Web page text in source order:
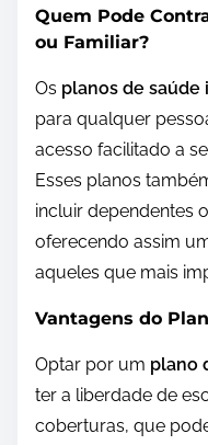
Quem Pode
ou Familiar?
Os planos de saúde
para qualquer
acesso facilitado a
Esses planos
incluir dependentes
oferecendo assim
aqueles que mais
Vantagens do
Optar por um plano
ter a liberdade de
coberturas, que